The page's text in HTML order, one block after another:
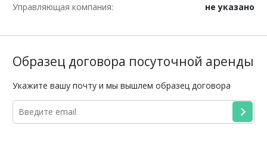
Управляющая компания:
не указано
Образец договора посуточной аренды
Укажите вашу почту и мы вышлем образец договора